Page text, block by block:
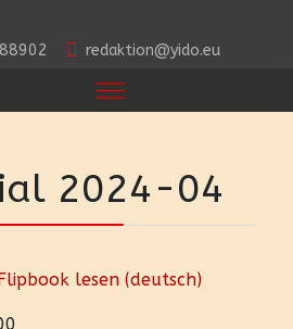
redaktion@yido.eu
2024-04
lesen (deutsch)